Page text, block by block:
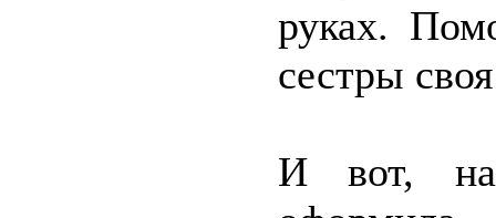
руках.
сестры
И вот,